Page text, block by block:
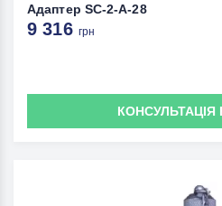
Адаптер SC-2-A-28
9 316 грн
КОНСУЛЬТАЦІЯ